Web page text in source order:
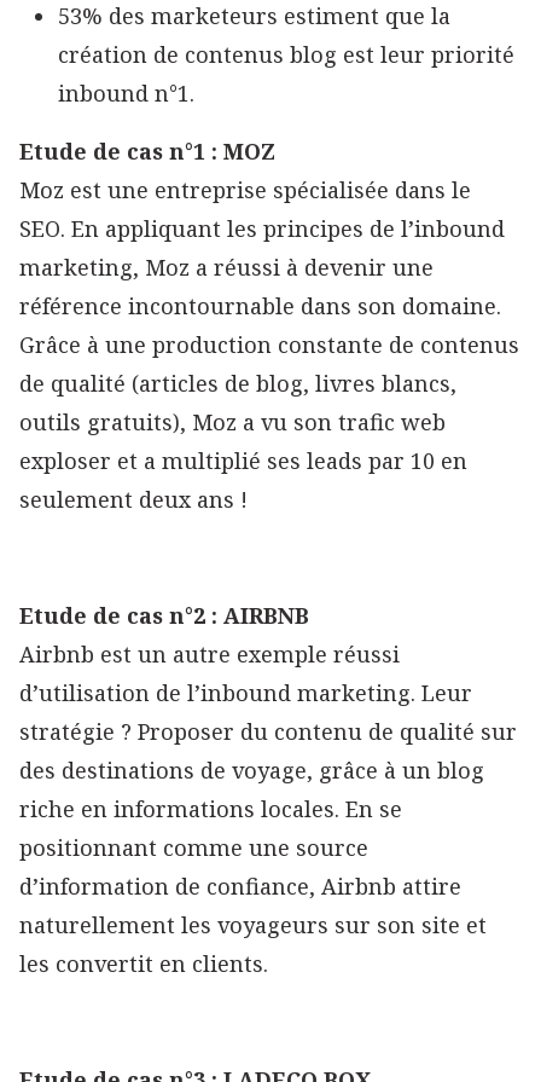
53% des marketeurs estiment que la
création de contenus blog est leur priorité
inbound n°1.
Etude de cas n°1 : MOZ
Moz est une entreprise spécialisée dans le
SEO. En appliquant les principes de l’inbound
marketing, Moz a réussi à devenir une
référence incontournable dans son domaine.
Grâce à une production constante de contenus
de qualité (articles de blog, livres blancs,
outils gratuits), Moz a vu son trafic web
exploser et a multiplié ses leads par 10 en
seulement deux ans !
Etude de cas n°2 : AIRBNB
Airbnb est un autre exemple réussi
d’utilisation de l’inbound marketing. Leur
stratégie ? Proposer du contenu de qualité sur
des destinations de voyage, grâce à un blog
riche en informations locales. En se
positionnant comme une source
d’information de confiance, Airbnb attire
naturellement les voyageurs sur son site et
les convertit en clients.